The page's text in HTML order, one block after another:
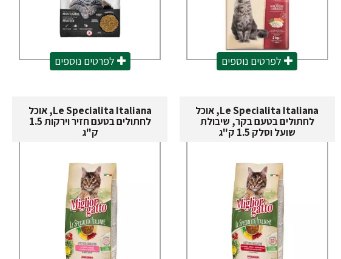
לפרטים נוספים לפרטים נוספים
Le Specialita Italiana, אוכל
לחתולים בטעם בקר, שיבולת
שועל וסלק 1.5 ק"ג
Le Specialita Italiana, אוכל
לחתולים בטעם חזיר וירקות 1.5
ק"ג